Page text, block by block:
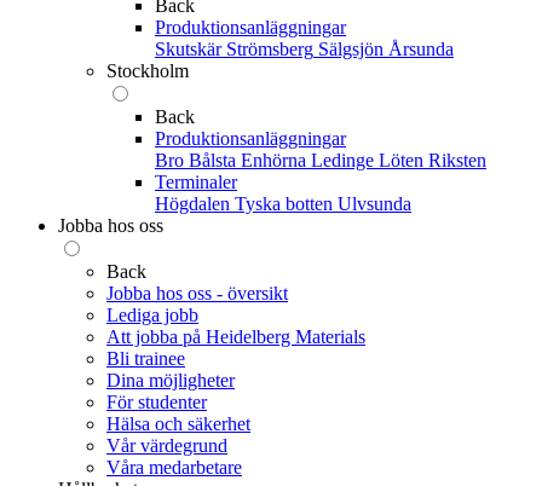
Back
Produktionsanläggningar
Skutskär Strömsberg Sälgsjön Årsunda
Stockholm
Back
Produktionsanläggningar
Bro Bålsta Enhörna Ledinge Löten Riksten
Terminaler
Högdalen Tyska botten Ulvsunda
Jobba hos oss
Back
Jobba hos oss - översikt
Lediga jobb
Att jobba på Heidelberg Materials
Bli trainee
Dina möjligheter
För studenter
Hälsa och säkerhet
Vår värdegrund
Våra medarbetare